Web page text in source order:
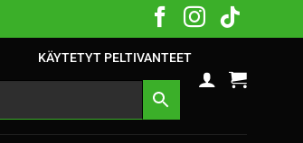
KÄYTETYT PELTIVANTEET